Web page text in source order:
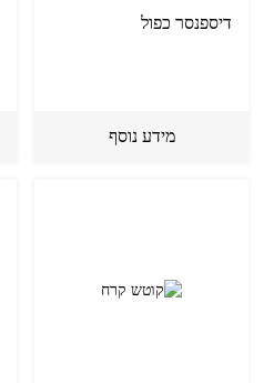
דיספנסר כפול
מידע נוסף